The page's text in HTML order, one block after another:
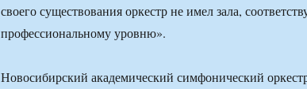
своего существования оркестр не имел зала,
профессиональному уровню».
Новосибирский академический симфонический